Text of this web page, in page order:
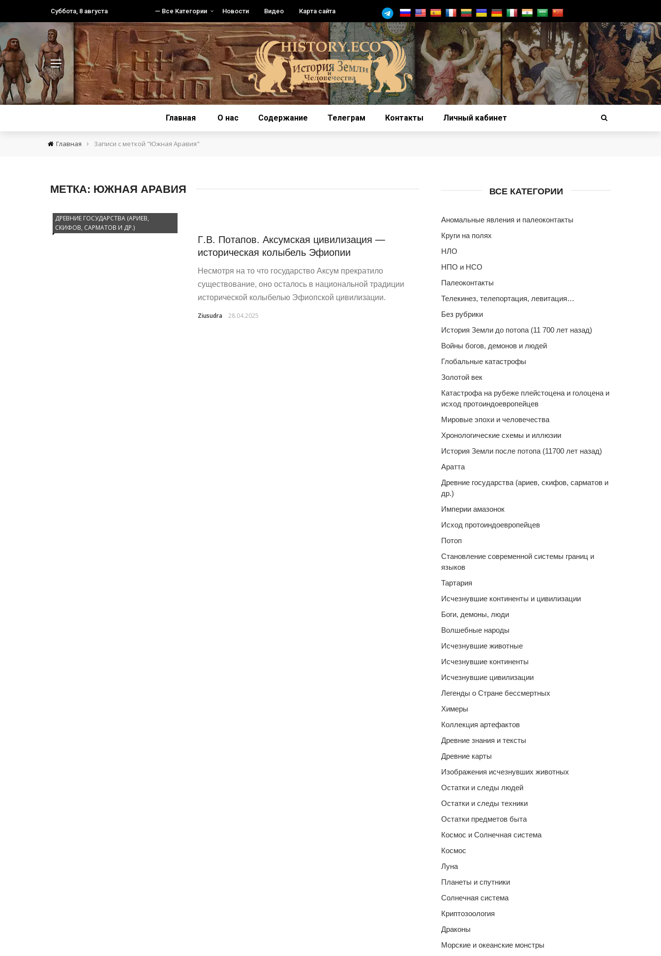
Суббота, 8 августа — Все Категории Новости Видео Карта сайта
Главная О нас Содержание Телеграм Контакты Личный кабинет
Главная › Записи с меткой "Южная Аравия"
МЕТКА: ЮЖНАЯ АРАВИЯ
ДРЕВНИЕ ГОСУДАРСТВА (АРИЕВ,
СКИФОВ, САРМАТОВ И ДР.)
Г.В. Потапов. Аксумская цивилизация —
историческая колыбель Эфиопии
Несмотря на то что государство Аксум прекратило
существование, оно осталось в национальной традиции
исторической колыбелью Эфиопской цивилизации.
Ziusudra 28.04.2025
ВСЕ КАТЕГОРИИ
Аномальные явления и палеоконтакты
Круги на полях
НЛО
НПО и НСО
Палеоконтакты
Телекинез, телепортация, левитация…
Без рубрики
История Земли до потопа (11 700 лет назад)
Войны богов, демонов и людей
Глобальные катастрофы
Золотой век
Катастрофа на рубеже плейстоцена и голоцена и
исход протоиндоевропейцев
Мировые эпохи и человечества
Хронологические схемы и иллюзии
История Земли после потопа (11700 лет назад)
Аратта
Древние государства (ариев, скифов, сарматов и
др.)
Империи амазонок
Исход протоиндоевропейцев
Потоп
Становление современной системы границ и
языков
Тартария
Исчезнувшие континенты и цивилизации
Боги, демоны, люди
Волшебные народы
Исчезнувшие животные
Исчезнувшие континенты
Исчезнувшие цивилизации
Легенды о Стране бессмертных
Химеры
Коллекция артефактов
Древние знания и тексты
Древние карты
Изображения исчезнувших животных
Остатки и следы людей
Остатки и следы техники
Остатки предметов быта
Космос и Солнечная система
Космос
Луна
Планеты и спутники
Солнечная система
Криптозоология
Драконы
Морские и океанские монстры